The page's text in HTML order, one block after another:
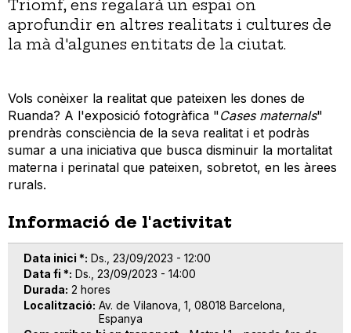
Triomf, ens regalarà un espai on
aprofundir en altres realitats i cultures de
la mà d'algunes entitats de la ciutat.
Vols conèixer la realitat que pateixen les dones de
Ruanda? A l'exposició fotogràfica "Cases maternals"
prendràs consciència de la seva realitat i et podràs
sumar a una iniciativa que busca disminuir la mortalitat
materna i perinatal que pateixen, sobretot, en les àrees
rurals.
Informació de l'activitat
Data inici * Ds., 23/09/2023 - 12:00
Data fi * Ds., 23/09/2023 - 14:00
Durada 2 hores
Localització Av. de Vilanova, 1, 08018 Barcelona,
Espanya